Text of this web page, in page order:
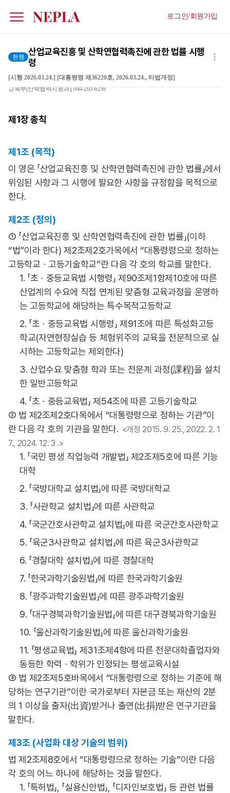
로그인/회원가입
현행 산업교육진흥 및 산학연협력촉진에 관한 법률 시행
령
[시행 2026.03.24.] [대통령령 제36220호, 2026.03.24., 타법개정]
교육부(산학협력지원과), 044-203-6258
제1장총칙
제1조 (목적)
이 영은 「산업교육진흥 및 산학연협력촉진에 관한 법률」에서
위임된 사항과 그 시행에 필요한 사항을 규정함을 목적으로
한다.
제2조 (정의)
① 「산업교육진흥 및 산학연협력촉진에 관한 법률」(이하
“법”이라 한다) 제2조제2호가목에서 “대통령령으로 정하는
고등학교ㆍ고등기술학교”란 다음 각 호의 학교를 말한다.
1. 「초ㆍ중등교육법 시행령」 제90조제1항제10호에 따른
산업계의 수요에 직접 연계된 맞춤형 교육과정을 운영하
는 고등학교에 해당하는 특수목적고등학교
2. 「초ㆍ중등교육법 시행령」 제91조에 따른 특성화고등
학교(자연현장실습 등 체험위주의 교육을 전문적으로 실
시하는 고등학교는 제외한다)
3. 산업수요 맞춤형 학과 또는 전문계 과정(課程)을 설치
한 일반고등학교
4. 「초ㆍ중등교육법」 제54조에 따른 고등기술학교
② 법 제2조제2호다목에서 “대통령령으로 정하는 기관”이
란 다음 각 호의 기관을 말한다. <개정 2015. 9. 25., 2022. 2. 1
7., 2024. 12. 3 .>
1. 「국민 평생 직업능력 개발법」 제2조제5호에 따른 기능
대학
2. 「국방대학교 설치법」에 따른 국방대학교
3. 「사관학교 설치법」에 따른 사관학교
4. 「국군간호사관학교 설치법」에 따른 국군간호사관학교
5. 「육군3사관학교 설치법」에 따른 육군3사관학교
6. 「경찰대학 설치법」에 따른 경찰대학
7. 「한국과학기술원법」에 따른 한국과학기술원
8. 「광주과학기술원법」에 따른 광주과학기술원
9. 「대구경북과학기술원법」에 따른 대구경북과학기술원
10. 「울산과학기술원법」에 따른 울산과학기술원
11. 「평생교육법」 제31조제4항에 따른 전문대학졸업자와
동등한 학력ㆍ학위가 인정되는 평생교육시설
③ 법 제2조제5호바목에서 “대통령령으로 정하는 기준에 해
당하는 연구기관”이란 국가로부터 자본금 또는 재산의 2분
의 1 이상을 출자(出資)받거나 출연(出捐)받은 연구기관을
말한다.
제3조 (사업화 대상 기술의 범위)
법 제2조제8호에서 “대통령령으로 정하는 기술”이란 다음
각 호의 어느 하나에 해당하는 것을 말한다.
1. 「특허법」, 「실용신안법」, 「디자인보호법」 등 관련 법률